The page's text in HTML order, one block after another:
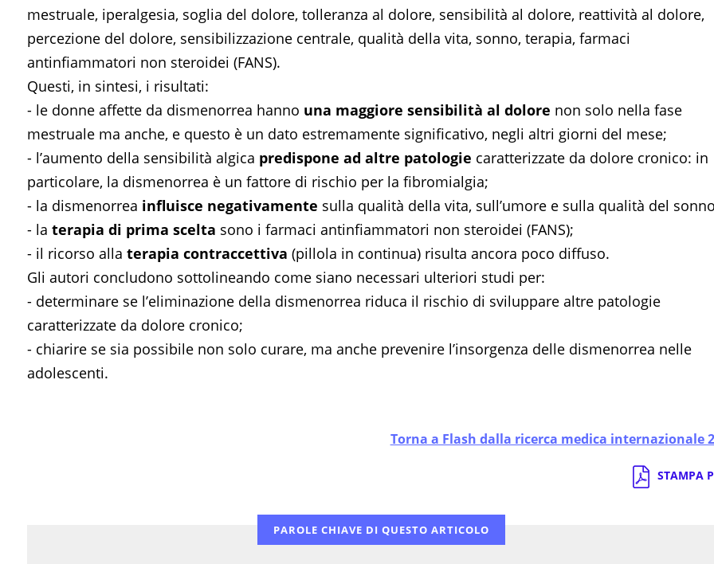
mestruale, iperalgesia, soglia del dolore, tolleranza al dolore, sensibilità al dolore, reattività al dolore,
percezione del dolore, sensibilizzazione centrale, qualità della vita, sonno, terapia, farmaci
antinfiammatori non steroidei (FANS).
Questi, in sintesi, i risultati:
- le donne affette da dismenorrea hanno una maggiore sensibilità al dolore non solo nella fase
mestruale ma anche, e questo è un dato estremamente significativo, negli altri giorni del mese;
- l’aumento della sensibilità algica predispone ad altre patologie caratterizzate da dolore cronico: in
particolare, la dismenorrea è un fattore di rischio per la fibromialgia;
- la dismenorrea influisce negativamente sulla qualità della vita, sull’umore e sulla qualità del
- la terapia di prima scelta sono i farmaci antinfiammatori non steroidei (FANS);
- il ricorso alla terapia contraccettiva (pillola in continua) risulta ancora poco diffuso.
Gli autori concludono sottolineando come siano necessari ulteriori studi per:
- determinare se l’eliminazione della dismenorrea riduca il rischio di sviluppare altre patologie
caratterizzate da dolore cronico;
- chiarire se sia possibile non solo curare, ma anche prevenire l’insorgenza delle dismenorrea nelle
adolescenti.
Torna a Flash dalla ricerca medica internazionale
STAMPA
PAROLE CHIAVE DI QUESTO ARTICOLO